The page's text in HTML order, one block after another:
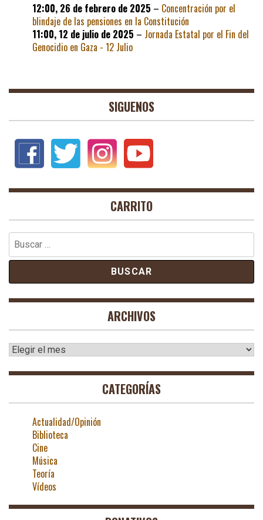
12:00, 26 de febrero de 2025 – Concentración por el
blindaje de las pensiones en la Constitución
11:00, 12 de julio de 2025 – Jornada Estatal por el Fin del
Genocidio en Gaza - 12 Julio
SIGUENOS
CARRITO
Buscar:
ARCHIVOS
Archivos
CATEGORÍAS
Actualidad/Opinión
Biblioteca
Cine
Música
Teoría
Vídeos